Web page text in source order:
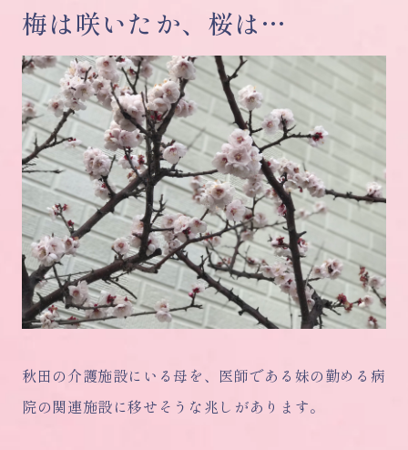
梅は咲いたか、桜は…
秋田の介護施設にいる母を、医師である妹の勤める病
院の関連施設に移せそうな兆しがあります。